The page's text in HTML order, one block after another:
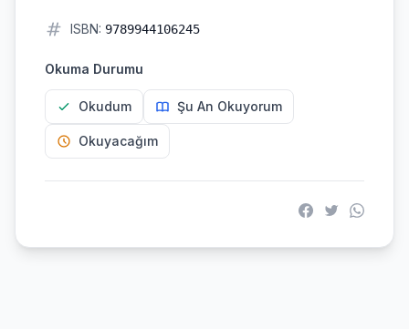
ISBN: 9789944106245
Okuma Durumu
Okudum Şu An Okuyorum
Okuyacağım